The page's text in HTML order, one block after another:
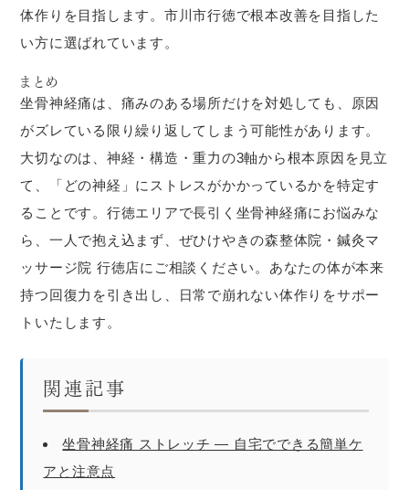
体作りを目指します。市川市行徳で根本改善を目指した
い方に選ばれています。
まとめ
坐骨神経痛は、痛みのある場所だけを対処しても、原因
がズレている限り繰り返してしまう可能性があります。
大切なのは、神経・構造・重力の3軸から根本原因を見立
て、「どの神経」にストレスがかかっているかを特定す
ることです。行徳エリアで長引く坐骨神経痛にお悩みな
ら、一人で抱え込まず、ぜひけやきの森整体院・鍼灸マ
ッサージ院 行徳店にご相談ください。あなたの体が本来
持つ回復力を引き出し、日常で崩れない体作りをサポー
トいたします。
関連記事
坐骨神経痛 ストレッチ — 自宅でできる簡単ケ
アと注意点